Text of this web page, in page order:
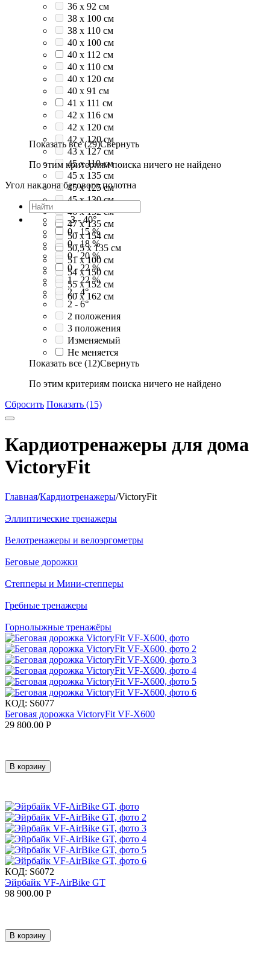
36 х 92 см
38 x 100 см
38 x 110 см
40 x 100 см
40 x 112 см
40 х 110 см
40 х 120 см
40 х 91 см
41 x 111 см
42 x 116 см
42 x 120 см
42 х 120 см
43 x 127 см
45 x 110 см
45 x 135 см
45 х 125 см
45 х 130 см
46 x 152 см
47 x 135 см
50 x 154 см
50,5 x 135 см
51 х 100 см
54 x 150 см
55 x 152 см
60 х 162 см
Показать все (29)Свернуть
По этим критериям поиска ничего не найдено
Угол наклона бегового полотна
-3 - 40°
0 - 15 %
0 - 18 %
0 - 20 %
0 - 22 %
1 - 22 %
2 - 4°
2 - 6°
2 положения
3 положения
Изменяемый
Не меняется
Показать все (12)Свернуть
По этим критериям поиска ничего не найдено
Сбросить Показать (15)
Кардиотренажеры для дома
VictoryFit
Главная/Кардиотренажеры/VictoryFit
Эллиптические тренажеры
Велотренажеры и велоэргометры
Беговые дорожки
Степперы и Мини-степперы
Гребные тренажеры
Горнолыжные тренажёры
КОД: S6077
Беговая дорожка VictoryFit VF-X600
29 800.00 Р
В корзину
КОД: S6072
Эйрбайк VF-AirBike GT
98 900.00 Р
В корзину